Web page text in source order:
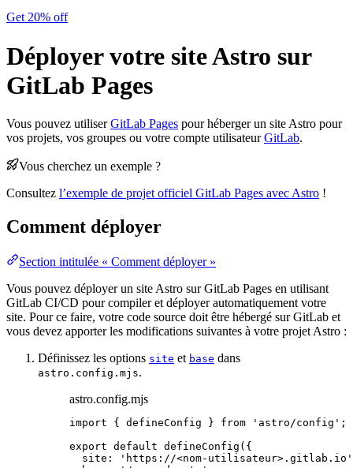
Get 20% off
Déployer votre site Astro sur
GitLab Pages
Vous pouvez utiliserGitLab Pages pour héberger un site Astro pour
vos projets, vos groupes ou votre compte utilisateurGitLab.
Vous cherchez un exemple ?
Consultez l’exemple de projet officiel GitLab Pages avec Astro !
Comment déployer
Section intitulée « Comment déployer »
Vous pouvez déployer un site Astro sur GitLab Pages en utilisant
GitLab CI/CD pour compiler et déployer automatiquement votre
site. Pour ce faire, votre code source doit être hébergé sur GitLab et
vous devez apporter les modifications suivantes à votre projet Astro :
Définissez les options site et base dans
astro.config.mjs.
astro.config.mjs
import { defineConfig } from ' astro/config ' ;
export default defineConfig ({
site:
' https://<nom-utilisateur>.gitlab.io '